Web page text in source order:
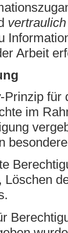
vertraulich
Arbeit
-Prinzip für
im
Löschen